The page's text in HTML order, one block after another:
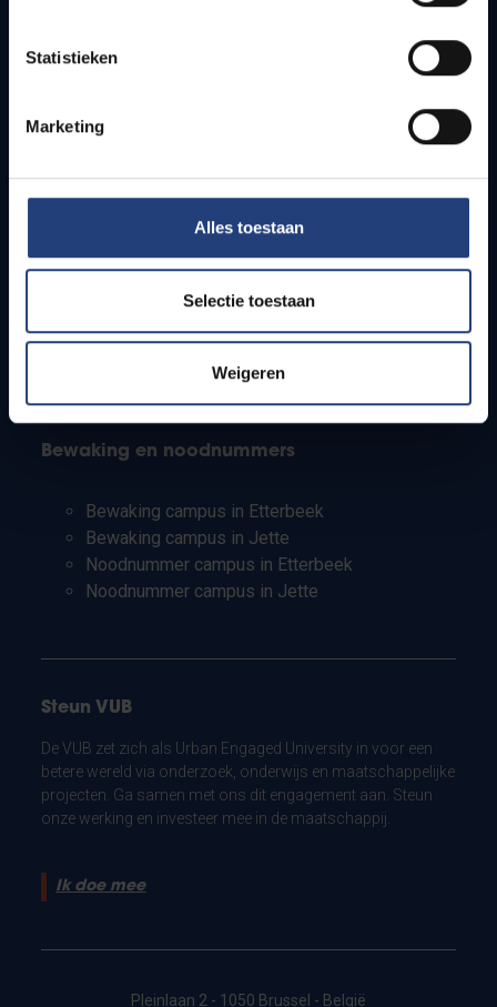
Statistieken
Marketing
Alles toestaan
Selectie toestaan
Weigeren
Bereikbaarheid
Studenten
PhD-studenten
Leerkrachten en secundaire scholen
Bewaking en noodnummers
Bewaking campus in Etterbeek
Bewaking campus in Jette
Noodnummer campus in Etterbeek
Noodnummer campus in Jette
Steun VUB
De VUB zet zich als Urban Engaged University in voor een
betere wereld via onderzoek, onderwijs en maatschappelijke
projecten. Ga samen met ons dit engagement aan. Steun
onze werking en investeer mee in de maatschappij.
Ik doe mee
Pleinlaan 2 - 1050 Brussel - België